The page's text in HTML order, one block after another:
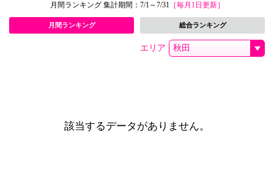
月間ランキング 集計期間：7/1～7/31［毎月1日更新］
月間ランキング 総合ランキング
エリア
該当するデータがありません。